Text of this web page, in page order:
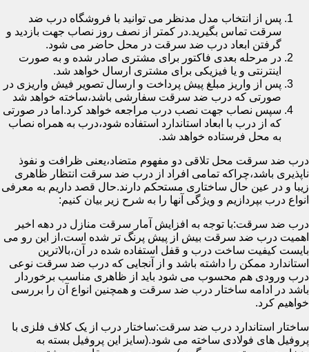
پس از انتخاب مدل مدنظر می توانید با فروشگاه درب ضد
سرقت تماس بگیرید.در کمتر از نصف روز نصاب جهت بازدید و
گرفتن ابعاد درب ضد سرقت در محل حاضر می شود.
در مرحله بعدی فاکتور برای مشتری صادر شده و به صورت
اینترنتی و یا فیزیکی برای مشتری ارسال خواهد شد.
پس از واریز مبلغ پیش پرداخت و ارسال تصویر فیش واریزی در
صورتی که درب ضد سرقت سفارشی باشد،ساخته خواهد شد
سپس نصاب جهت نصب درب مراجعه خواهد کرد.اما در صورتی
که از درب با ابعاد استاندارد استفاده شود،درب به همراه نصاب
به محل فرستاده خواهد شد.
درب ضد سرقت محل تلاقی دو مفهوم متضاد،یعنی ظرافت و نفوذ
ناپذیری باشد،چراکه تمامی افراد از درب ضد سرقت انتظار ظاهری
زیبا و در عین حال ساختاری مستحکم دارند.حال قصد داریم به معرفی
انواع درب بپردازیم و ویژگی آنها را به شرح زیر بیان کنیم:
درب ضد سرقت:با توجه به افزایش آمار سرقت منازل در دهه اخیر
اهمیت درب ضد سرقت بیش از پیش پرنگ تر شده است،از این رو می
بایست کیفیت ساخت درب و قفل استفاده شده در آن،بالاترین
استاندارد ممکن را داشته باشد و از آنجایی که درب ضد سرقت نوعی
درب ورودی هم محسوب می شود باید از ظاهری مناسب برخوردار
باشد در ادامه ساختار درب ضد سرقت و همچنین انواع آن را بررسی
خواهیم کرد.
ساختار استاندارد درب ضد سرقت:ساختار درب از یک کلاف فلزی با
پروفیل های فولادی ساخته می شود.(سایز این پروفیل بسته به